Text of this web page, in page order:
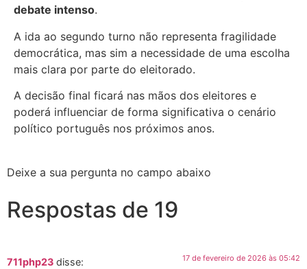
debate intenso.
A ida ao segundo turno não representa fragilidade
democrática, mas sim a necessidade de uma escolha
mais clara por parte do eleitorado.
A decisão final ficará nas mãos dos eleitores e
poderá influenciar de forma significativa o cenário
político português nos próximos anos.
Deixe a sua pergunta no campo abaixo
Respostas de 19
711php23 disse: 17 de fevereiro de 2026 às 05:42